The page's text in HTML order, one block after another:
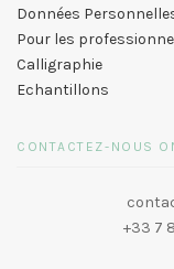
Données
Pour les
Calligraphie
Echantillons
CONTACTEZ-NOUS
+33 7